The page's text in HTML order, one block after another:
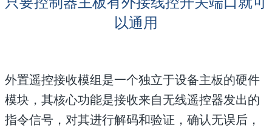
以通用
外置遥控接收模组是一个独立于设备主板的硬件
模块，其核心功能是接收来自无线遥控器发出的
指令信号，对其进行解码和验证，确认无误后，